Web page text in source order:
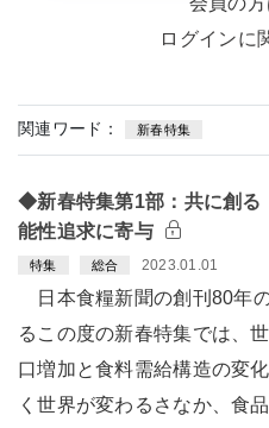
ログインに
関連ワード： 新春特集
◆新春特集第1部：共に創
能性追求に寄与
特集 総合 2023.01.01
日本食糧新聞の創刊80年
るこの度の新春特集では、
口増加と食料需給構造の変
く世界が変わるさなか、食